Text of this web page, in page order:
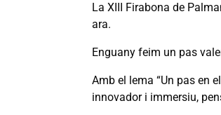
La XIII Firabona de
ara.
Enguany feim un pas
Amb el lema “Un pas en
innovador i immersiu,